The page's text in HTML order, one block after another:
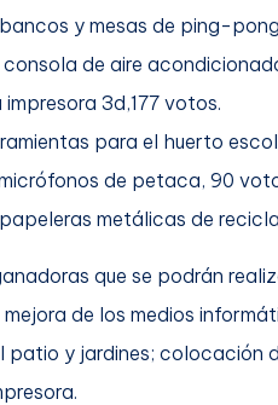
y mesas de ping-
de aire
3d,177 votos.
para el huerto
de petaca, 90
metálicas de
que se podrán
de los medios
patio y jardines; colocación